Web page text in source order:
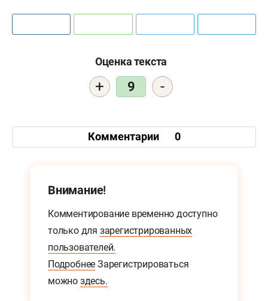
Оценка текста
+ 9 -
Комментарии 0
Внимание!
Комментирование временно доступно
только для зарегистрированных
пользователей.
Подробнее Зарегистрироваться
можно здесь.